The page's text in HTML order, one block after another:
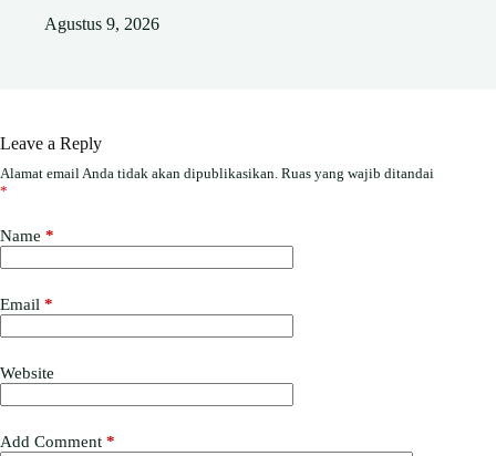
Agustus 9, 2026
Leave a Reply
Alamat email Anda tidak akan dipublikasikan. Ruas yang wajib ditandai
*
Name *
Email *
Website
Add Comment *